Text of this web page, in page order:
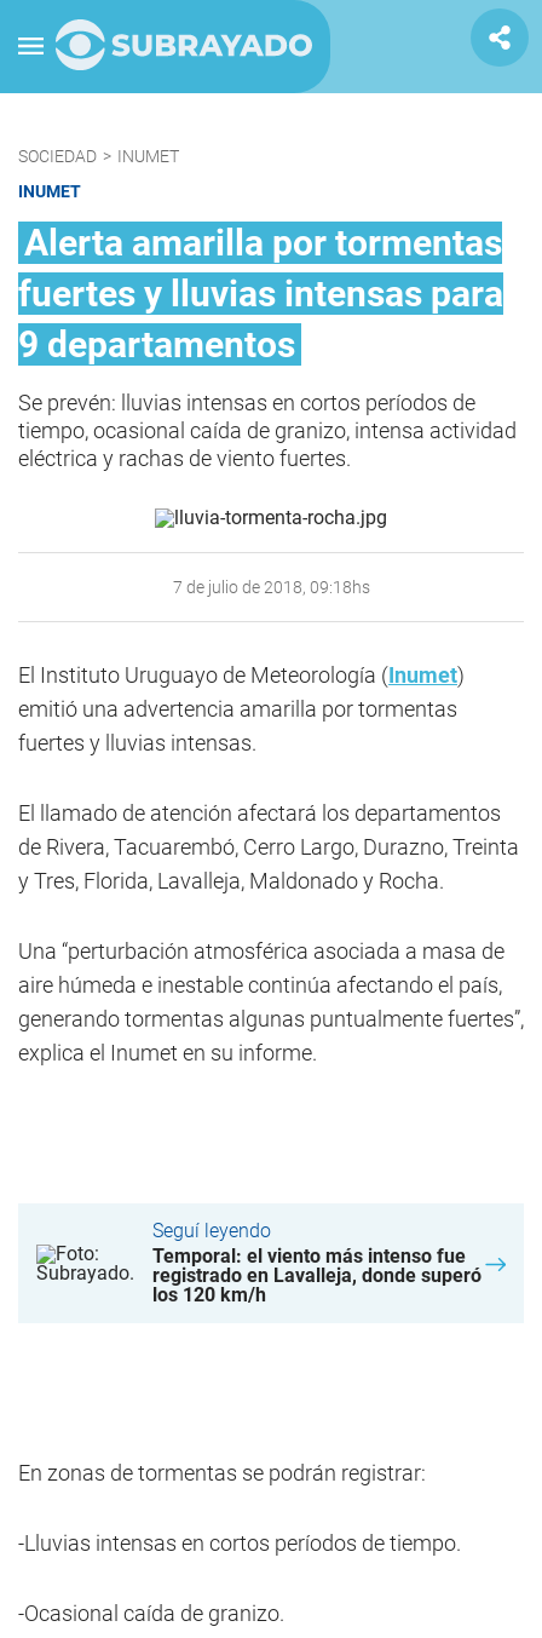
SOCIEDAD > INUMET
INUMET
Alerta amarilla por tormentas
fuertes y lluvias intensas para
9 departamentos
Se prevén: lluvias intensas en cortos períodos de
tiempo, ocasional caída de granizo, intensa actividad
eléctrica y rachas de viento fuertes.
7 de julio de 2018, 09:18hs
El Instituto Uruguayo de Meteorología (Inumet)
emitió una advertencia amarilla por tormentas
fuertes y lluvias intensas.
El llamado de atención afectará los departamentos
de Rivera, Tacuarembó, Cerro Largo, Durazno, Treinta
y Tres, Florida, Lavalleja, Maldonado y Rocha.
Una “perturbación atmosférica asociada a masa de
aire húmeda e inestable continúa afectando el país,
generando tormentas algunas puntualmente fuertes”,
explica el Inumet en su informe.
Seguí leyendo
Temporal: el viento más intenso fue
registrado en Lavalleja, donde superó
los 120 km/h
En zonas de tormentas se podrán registrar:
-Lluvias intensas en cortos períodos de tiempo.
-Ocasional caída de granizo.